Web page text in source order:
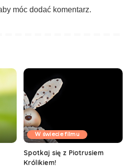
móc dodać komentarz.
W świecie filmu
Spotkaj się z Piotrusiem
Królikiem!